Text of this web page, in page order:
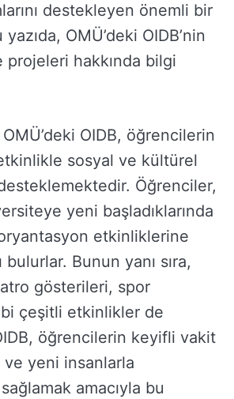
destekleyen önemli bir
OMÜ’deki OIDB’nin
hakkında bilgi
OMÜ’deki OIDB, öğrencilerin
sosyal ve kültürel
Öğrenciler,
yeni başladıklarında
etkinliklerine
bulurlar. Bunun yanı sıra,
gösterileri, spor
çeşitli etkinlikler de
öğrencilerin keyifli vakit
yeni insanlarla
sağlamak amacıyla bu